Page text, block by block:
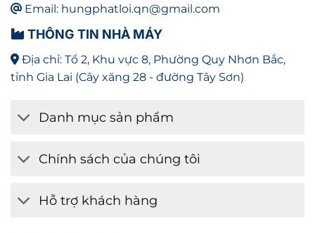
Email: hungphatloi.qn@gmail.com
THÔNG TIN NHÀ MÁY
Địa chỉ: Tổ 2, Khu vực 8, Phường Quy Nhơn Bắc,
tỉnh Gia Lai (Cây xăng 28 - đường Tây Sơn)
Danh mục sản phẩm
Chính sách của chúng tôi
Hỗ trợ khách hàng